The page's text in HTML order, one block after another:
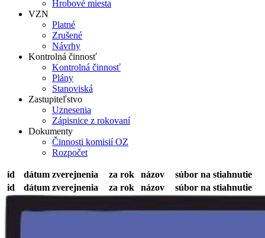
Hrobové miesta
VZN
Platné
Zrušené
Návrhy
Kontrolná činnosť
Kontrolná činnosť
Plány
Stanoviská
Zastupiteľstvo
Uznesenia
Zápisnice z rokovaní
Dokumenty
Činnosti komisií OZ
Rozpočet
id dátum zverejnenia za rok názov
súbor na stiahnutie
id
dátum zverejnenia za rok názov súbor na stiahnutie